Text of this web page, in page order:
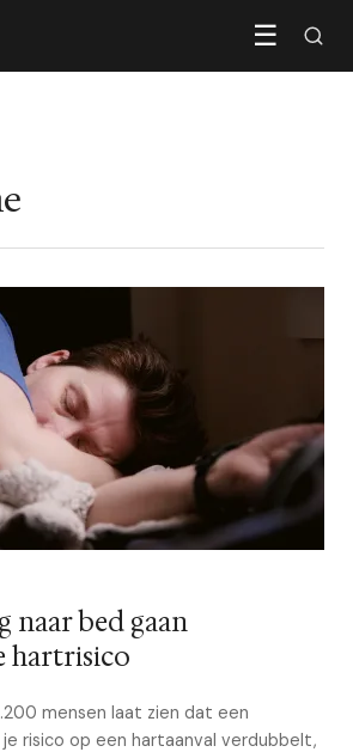
☰
naar bed gaan
hartrisico
mensen laat zien dat een
risico op een hartaanval verdubbelt,